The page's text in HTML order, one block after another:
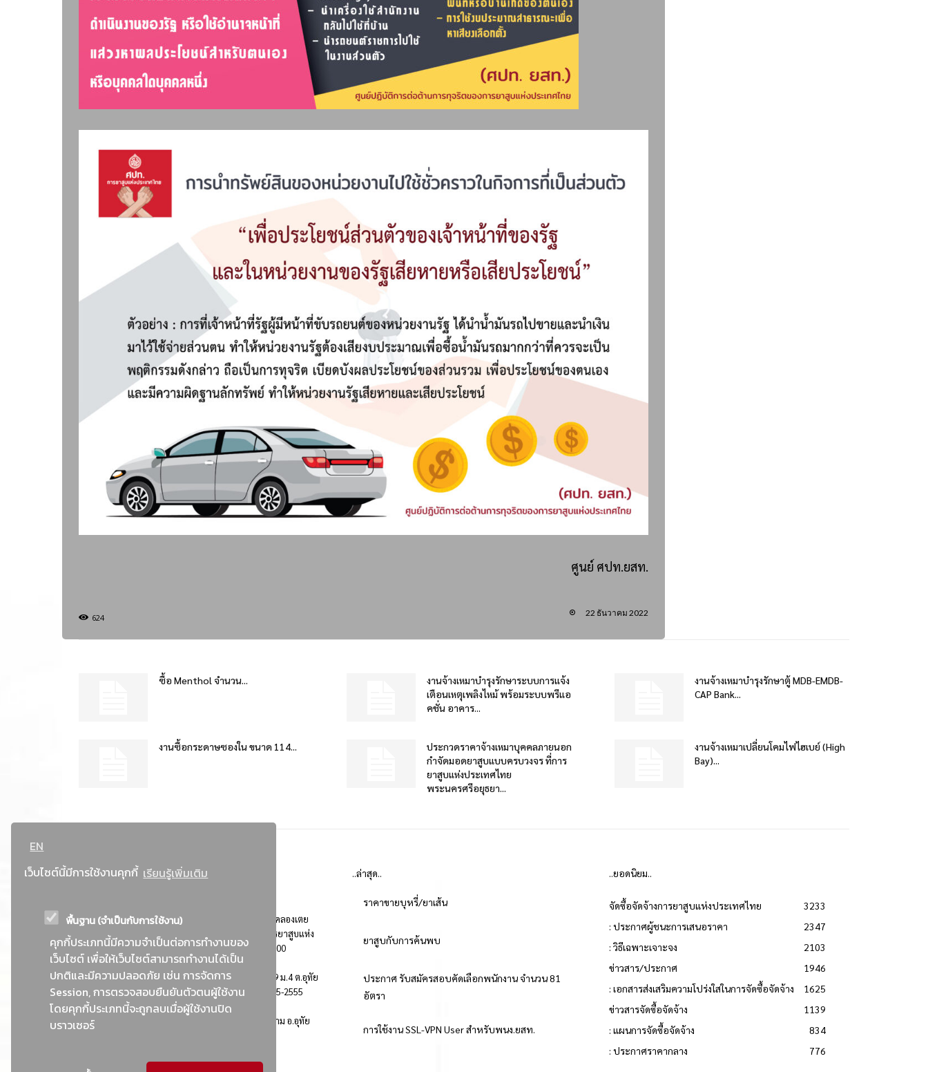
EN
เว็บไซต์นี้มีการใช้งานคุกกี้ เรียนรู้เพิ่มเติม
พื้นฐาน (จำเป็นกับการใช้งาน)
คุกกี้ประเภทนี้มีความจำเป็นต่อการทำงานของ
เว็บไซต์ เพื่อให้เว็บไซต์สามารถทำงานได้เป็น
ปกติและมีความปลอดภัย เช่น การจัดการ
Session, การตรวจสอบยืนยันตัวตนผู้ใช้งาน
โดยคุกกี้ประเภทนี้จะถูกลบเมื่อผู้ใช้งานปิด
บราวเซอร์
ศูนย์ ศปท.ยสท.
624 22 ธันวาคม 2022
ซื้อ Menthol จำนวน...
งานจ้างเหมาบำรุงรักษาระบบการแจ้ง
เตือนเหตุเพลิงไหม้ พร้อมระบบพรีแอ
คชั่น อาคาร...
งานจ้างเหมาบำรุงรักษาตู้ MDB-EMDB-
CAP Bank...
งานซื้อกระดาษซองใน ขนาด 114...
ประกวดราคาจ้างเหมาบุคคลภายนอก
กำจัดมอดยาสูบแบบครบวงจร ที่การ
ยาสูบแห่งประเทศไทย
พระนครศรีอยุธยา...
งานจ้างเหมาเปลี่ยนโคมไฟไฮเบย์ (High
Bay)...
ที่อยู่ : 184 ถนนพระรามที่ 4 แขวงคลองเตย เขตคลองเตย
กรุงเทพมหานคร 10110 ติดต่อประชาสัมพันธ์ การยาสูบแห่ง
ประเทศไทย Call center โทร. 0-2229-1000
การยาสูบแห่งประเทศไทย พระนครศรีอยุธยา : 999 ม.4 ต.อุทัย
อ.อุทัย จ.พระนครศรีอยุธยา 13210 โทร. 0-3535-2555
อาคารบ้านพักพนักงานยาสูบ : 555 ม.9 ต.คานหาม อ.อุทัย
..ล่าสุด..
ราคาขายบุหรี่/ยาเส้น
ยาสูบกับการค้นพบ
ประกาศ รับสมัครสอบคัดเลือกพนักงาน จำนวน 81
อัตรา
การใช้งาน SSL-VPN User สำหรับพนง.ยสท.
..ยอดนิยม..
จัดซื้อจัดจ้างการยาสูบแห่งประเทศไทย
3233
: ประกาศผู้ชนะการเสนอราคา
2347
: วิธีเฉพาะเจาะจง
2103
ข่าวสาร/ประกาศ
1946
: เอกสารส่งเสริมความโปร่งใสในการจัดซื้อจัดจ้าง
1625
ข่าวสารจัดซื้อจัดจ้าง
1139
: แผนการจัดซื้อจัดจ้าง
834
: ประกาศราคากลาง
776